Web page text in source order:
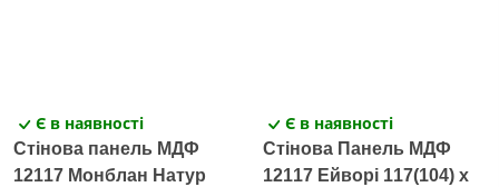
Є в наявності
Стінова панель МДФ
12117 Монблан Натур
Є в наявності
Стінова Панель МДФ
12117 Ейворі 117(104) x